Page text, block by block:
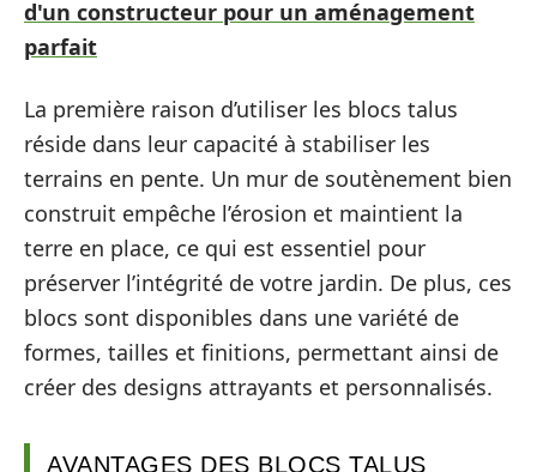
d'un constructeur pour un aménagement
parfait
La première raison d’utiliser les blocs talus
réside dans leur capacité à stabiliser les
terrains en pente. Un mur de soutènement bien
construit empêche l’érosion et maintient la
terre en place, ce qui est essentiel pour
préserver l’intégrité de votre jardin. De plus, ces
blocs sont disponibles dans une variété de
formes, tailles et finitions, permettant ainsi de
créer des designs attrayants et personnalisés.
AVANTAGES DES BLOCS TALUS